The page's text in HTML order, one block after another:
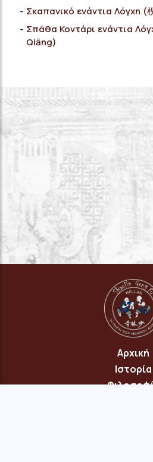
Σκαπανικό ενάντια Λόγχη (
Σπάθα Κοντάρι ενάντια
Qiāng)
Αρχική
Ιστορία